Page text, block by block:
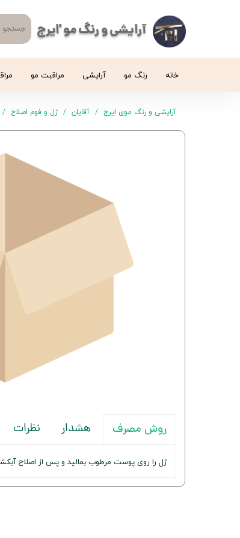
آرایشی و رنگ مو 'ایرج
خانه رنگ مو آرایشی مراقبت مو
آرایشی و رنگ موی ایرج آقایان ژل و فوم اصلاح
روش مصرف هشدار نظرات
ژل را روی پوست مرطوب بمالید و پس از اصلاح